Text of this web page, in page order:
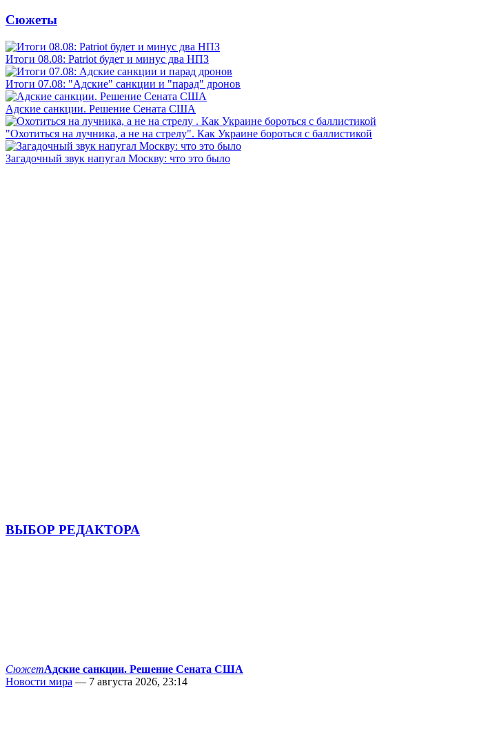
Сюжеты
Итоги 08.08: Patriot будет и минус два НПЗ
Итоги 07.08: "Адские" санкции и "парад" дронов
Адские санкции. Решение Сената США
"Охотиться на лучника, а не на стрелу". Как Украине бороться с баллистикой
Загадочный звук напугал Москву: что это было
ВЫБОР РЕДАКТОРА
СюжетАдские санкции. Решение Сената США
Новости мира — 7 августа 2026, 23:14